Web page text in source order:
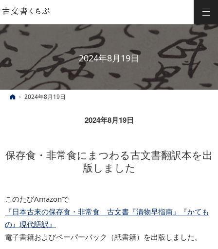
2024年8月19日
ホーム
2024年8月19日
2024年8月19日
保存食・非常食にまつわる古文書翻訳本を出
版しました
このたびAmazonで
『日本古来の保存食・非常食 古文書『漬物早指南』『かても
の』現代語訳』
電子書籍およびペーパーバック（紙書籍）を出版しました。